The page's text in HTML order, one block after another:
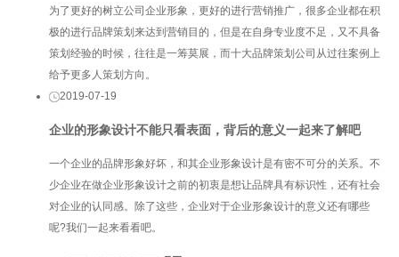
为了更好的树立公司企业形象，更好的进行营销推广，很多企业都在积
极的进行品牌策划来达到营销目的，但是在自身专业度不足，又不具备
策划经验的时候，往往是一筹莫展，而十大品牌策划公司从过往案例上
给予更多人策划方向。
2019-07-19
企业的形象设计不能只看表面，背后的意义一起来了解吧
一个企业的品牌形象好坏，和其企业形象设计是有密不可分的关系。不
少企业在做企业形象设计之前的初衷是想让品牌具有标识性，还有社会
对企业的认同感。除了这些，企业对于企业形象设计的意义还有哪些
呢?我们一起来看看吧。